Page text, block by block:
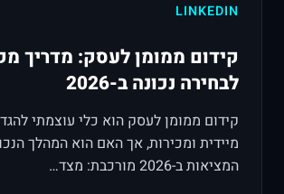
LINKEDIN
קידום ממומן לעסק: מדריך
לבחירה נכונה ב-2026
קידום ממומן לעסק הוא כלי עוצמתי
מיידית ומכירות, אך האם הוא המהלך
המציאות ב-2026 מורכבת: מצד…